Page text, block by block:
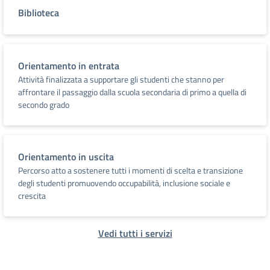
Biblioteca
Orientamento in entrata
Attività finalizzata a supportare gli studenti che stanno per
affrontare il passaggio dalla scuola secondaria di primo a quella di
secondo grado
Orientamento in uscita
Percorso atto a sostenere tutti i momenti di scelta e transizione
degli studenti promuovendo occupabilità, inclusione sociale e
crescita
Vedi tutti i servizi